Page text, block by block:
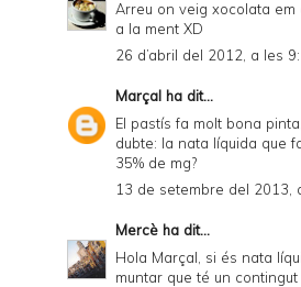
Arreu on veig xocolata
a la ment XD
26 d’abril del 2012, a les
Marçal ha dit...
El pastís fa molt bona
dubte: la nata líquida que
35% de mg?
13 de setembre del 2013,
Mercè ha dit...
Hola Marçal, si és nata
muntar que té un